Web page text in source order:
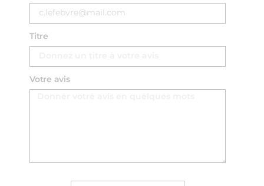
Titre
Votre avis